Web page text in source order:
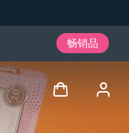
畅销品